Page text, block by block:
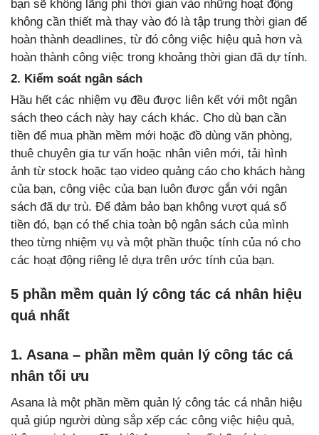
bạn sẽ không lãng phí thời gian vào những hoạt động
không cần thiết mà thay vào đó là tập trung thời gian để
hoàn thành deadlines, từ đó công việc hiệu quả hơn và
hoàn thành công việc trong khoảng thời gian đã dự tính.
2. Kiểm soát ngân sách
Hầu hết các nhiệm vụ đều được liên kết với một ngân
sách theo cách này hay cách khác. Cho dù bạn cần
tiền để mua phần mềm mới hoặc đồ dùng văn phòng,
thuê chuyên gia tư vấn hoặc nhân viên mới, tải hình
ảnh từ stock hoặc tạo video quảng cáo cho khách hàng
của bạn, công việc của bạn luôn được gắn với ngân
sách đã dự trù. Để đảm bảo bạn không vượt quá số
tiền đó, bạn có thể chia toàn bộ ngân sách của mình
theo từng nhiệm vụ và một phần thuộc tính của nó cho
các hoạt động riêng lẻ dựa trên ước tính của bạn.
5 phần mềm quản lý công tác cá nhân hiệu
quả nhất
1. Asana – phần mềm quản lý công tác cá
nhân tối ưu
Asana là một phần mềm quản lý công tác cá nhân hiệu
quả giúp người dùng sắp xếp các công việc hiệu quả,